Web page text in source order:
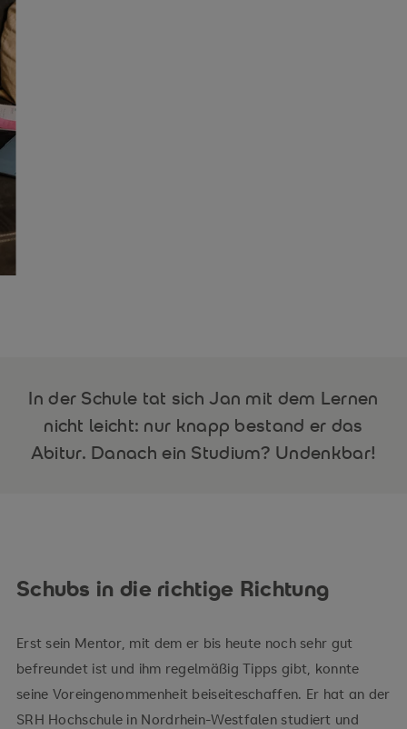
In der Schule tat sich Jan mit dem Lernen
nicht leicht: nur knapp bestand er das
Abitur. Danach ein Studium? Undenkbar!
Schubs in die richtige Richtung
Erst sein Mentor, mit dem er bis heute noch sehr gut
befreundet ist und ihm regelmäßig Tipps gibt, konnte
seine Voreingenommenheit beiseiteschaffen. Er hat an der
SRH Hochschule in Nordrhein-Westfalen studiert und